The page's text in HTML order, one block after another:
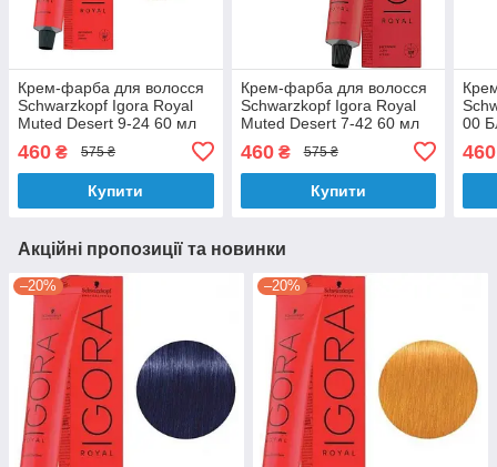
Крем-фарба для волосся
Schwarzkopf Igora Royal
Muted Desert 9-24 60 мл
460 ₴ 575 ₴
Купити
Крем-фарба для волосся
Schwarzkopf Igora Royal
Muted Desert 7-42 60 мл
460₴ 575 ₴
Купити
00
460
Акційні пропозиції та новинки
–20% –20%